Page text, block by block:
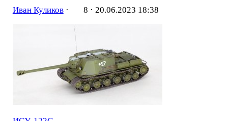
Иван Куликов· 8 · 20.06.2023 18:38